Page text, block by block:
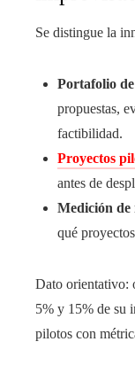
Se distingue la
Portafolio
propuestas,
factibilidad.
Proyectos
antes de
Medición de
qué
Dato orientativo:
5% y 15% de su
pilotos con